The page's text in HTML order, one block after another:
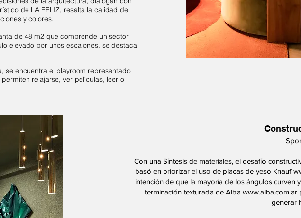
de LA FELIZ, resalta la calidad de
y colores.
de 48 m2 que comprende un sector
elevado por unos escalones, se destaca
se encuentra el playroom representado
relajarse, ver películas, leer o
Con una Síntesis de materiales, el desafío
basó en priorizar el uso de placas de yeso Knauf
intención de que la mayoría de los ángulos curven
terminación texturada de Alba www.alba.com.ar
generar